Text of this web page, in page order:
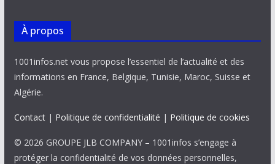
À propos
1001infos.net vous propose l’essentiel de l’actualité et des
informations en France, Belgique, Tunisie, Maroc, Suisse et
Algérie.
Contact| Politique de confidentialité | Politique de cookies
© 2026 GROUPE JLB COMPANY – 1001infos s’engage à
protéger la confidentialité de vos données personnelles,